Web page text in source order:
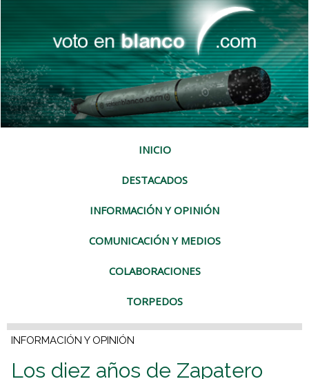
INICIO
DESTACADOS
INFORMACIÓN Y OPINIÓN
COMUNICACIÓN Y MEDIOS
COLABORACIONES
TORPEDOS
INFORMACIÓN Y OPINIÓN
Los diez años de Zapatero